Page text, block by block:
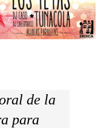
de la
para